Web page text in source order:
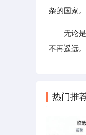
杂的国家。
无论
不再遥远
热门推